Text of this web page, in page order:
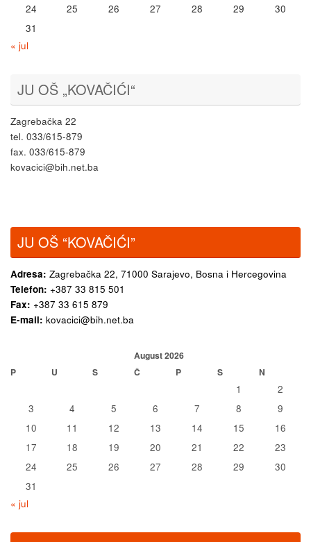
24
25 26 27 28 29
30
31
« jul
JU OŠ „KOVAČIĆI“
Zagrebačka 22
tel. 033/615-879
fax. 033/615-879
kovacici@bih.net.ba
JU OŠ “KOVAČIĆI”
Adresa: Zagrebačka 22, 71000 Sarajevo, Bosna i Hercegovina
Telefon: +387 33 815 501
Fax: +387 33 615 879
E-mail: kovacici@bih.net.ba
August 2026
P
U S Č P S N
1
2
3
4 5 6 7 8
9
10
11 12 13 14 15
16
17
18 19 20 21 22
23
24
25 26 27 28 29
30
31
« jul